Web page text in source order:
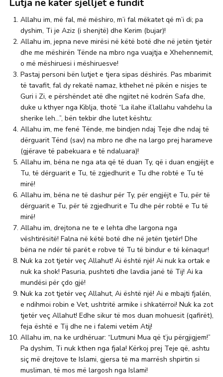
Lutja ne kater sjelljet e fundit
Allahu im, më fal, më mëshiro, m’i fal mëkatet që m’i di; pa
dyshim, Ti je Aziz (i shenjtë) dhe Kerim (bujar)!
Allahu im, jepna neve mirësi në këtë botë dhe në jetën tjetër
dhe me mëshirën Tënde na mbro nga vuajtja e Xhehennemit,
o më mëshiruesi i mëshiruesve!
Pastaj personi bën lutjet e tjera sipas dëshirës. Pas mbarimit
të tavafit, fal dy rekatë namaz, kthehet në pikën e nisjes te
Guri i Zi, e përshëndet atë dhe ngjitet në kodrën Safa dhe,
duke u kthyer nga Kiblja, thotë “La ilahe il’lallahu vahdehu la
sherike leh…”, bën tekbir dhe lutet kështu:
Allahu im, me fenë Tënde, me bindjen ndaj Teje dhe ndaj të
dërguarit Tënd (sav) na mbro ne dhe na largo prej harameve
(gjërave të pabekuara e të ndaluara)!
Allahu im, bëna ne nga ata që të duan Ty, që i duan engjëjt e
Tu, të dërguarit e Tu, të zgjedhurit e Tu dhe robtë e Tu të
mirë!
Allahu im, bëna ne të dashur për Ty, për engjëjt e Tu, për të
dërguarit e Tu, për të zgjedhurit e Tu dhe për robtë e Tu të
mirë!
Allahu im, drejtona ne te e lehta dhe largona nga
vështirësitë! Falna në këtë botë dhe në jetën tjetër! Dhe
bëna ne ndër të parët e robve të Tu të bindur e të kënaqur!
Nuk ka zot tjetër veç Allahut! Ai është një! Ai nuk ka ortak e
nuk ka shok! Pasuria, pushteti dhe lavdia janë të Tij! Ai ka
mundësi për çdo gjë!
Nuk ka zot tjetër veç Allahut, Ai është një! Ai e mbajti fjalën,
e ndihmoi robin e Vet, ushtritë armike i shkatërroi! Nuk ka zot
tjetër veç Allahut! Edhe sikur të mos duan mohuesit (qafirët),
feja është e Tij dhe ne i falemi vetëm Atij!
Allahu im, na ke urdhëruar: “Lutmuni Mua që t’ju përgjigjem!”
Pa dyshim, Ti nuk kthen nga fjala! Kërkoj prej Teje që, ashtu
siç më drejtove te Islami, gjersa të ma marrësh shpirtin si
musliman, të mos më largosh nga Islami!